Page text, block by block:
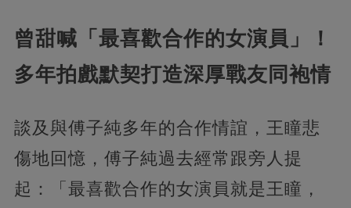
曾甜喊「最喜歡合作的女演員」！
多年拍戲默契打造深厚戰友同袍情
談及與傅子純多年的合作情誼，王瞳悲
傷地回憶，傅子純過去經常跟旁人提
起：「最喜歡合作的女演員就是王瞳，